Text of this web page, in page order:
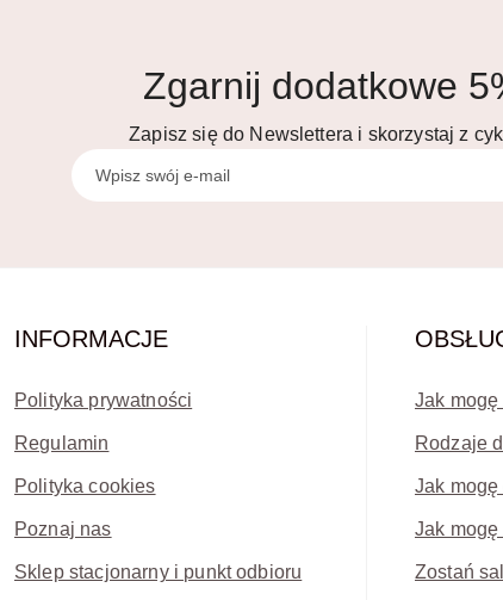
Zgarnij dodatkowe
Zapisz się do Newslettera i skorzystaj z
INFORMACJE
Polityka prywatności
Regulamin
Polityka cookies
Poznaj nas
Sklep stacjonarny i punkt odbioru
Jak mogę
Rodzaje
Jak
Jak
Zostań